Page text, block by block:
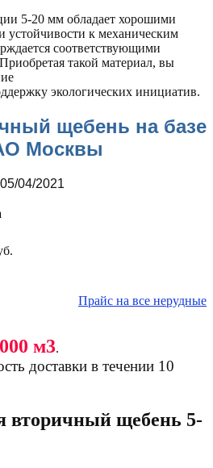
5-20 мм обладает хорошими
устойчивости к механическим
соответствующими
такой материал, вы
экологических инициатив.
щебень на базе
Москвы
05/04/2021
Прайс на все нерудные
м3.
доставки в течении 10
вторичный щебень 5-